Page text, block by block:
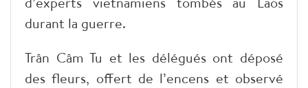
durant la guerre.
Trân Câm Tu et les délégués ont déposé
des fleurs, offert de l’encens et observé